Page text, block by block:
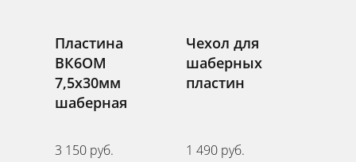
Пластина
ВК6ОМ
7,5х30мм
шаберная
3 150 руб.
Чехол для
шаберных
пластин
1 490 руб.